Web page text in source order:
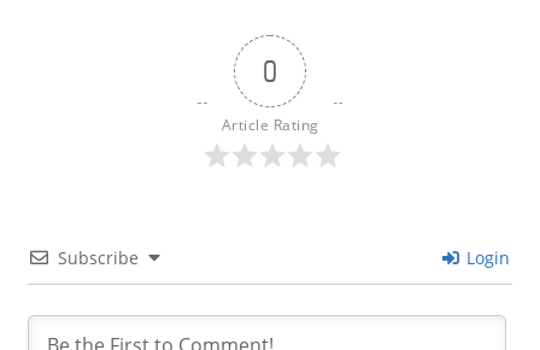
0
Article Rating
Subscribe Login